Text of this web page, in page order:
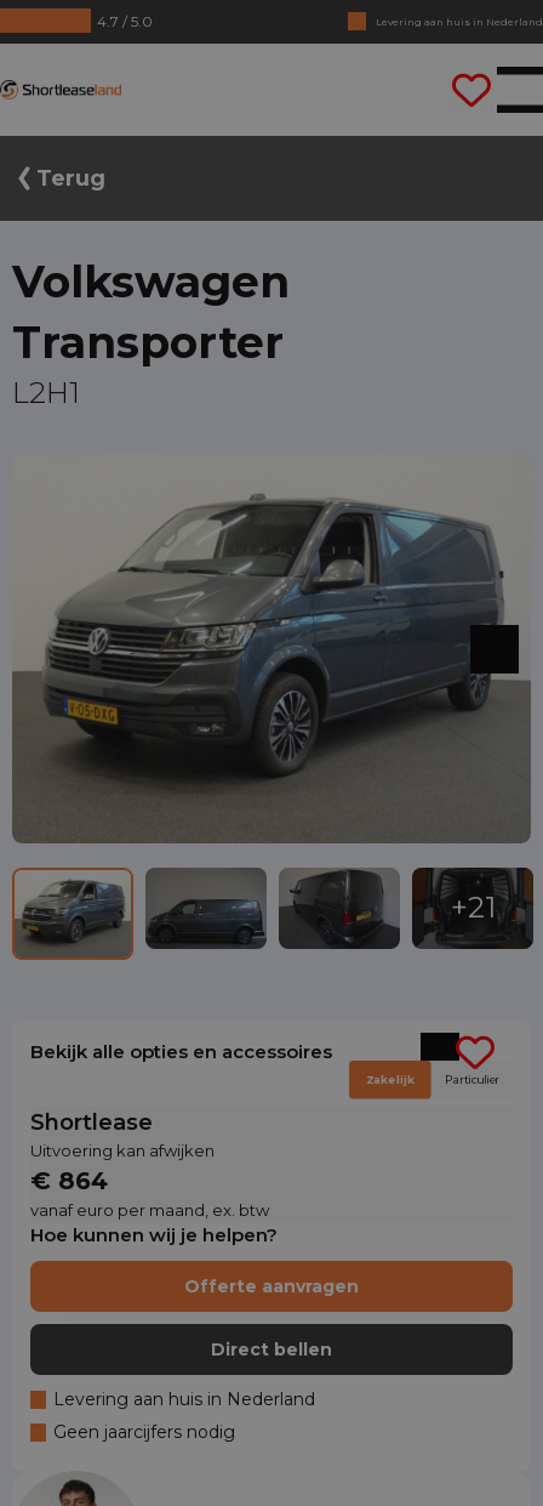
4.7 / 5.0
Geen jaarcijfers nodig
Direct rijden
Terug
Volkswagen
Transporter
L2H1
Bekijk alle opties en accessoires
Shortlease
Uitvoering kan afwijken
€ 864
vanaf euro per maand, ex. btw
Zakelijk Particulier
Hoe kunnen wij je helpen?
Offerte aanvragen
Direct bellen
Levering aan huis in Nederland
Geen jaarcijfers nodig